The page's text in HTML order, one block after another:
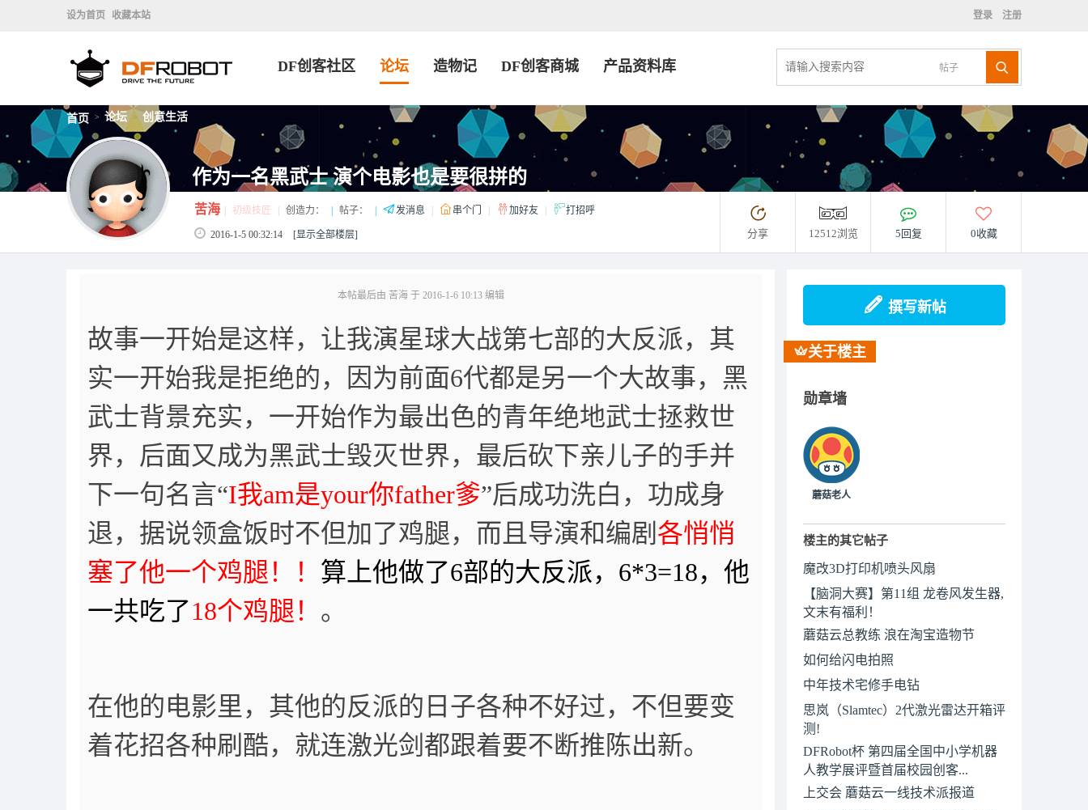
设为首页 收藏本站 登录 注册
帖子
DF创客社区 论坛 造物记 DF创客商城 产品资料库
首页 > 论坛 > 创意生活
作为一名黑武士 演个电影也是要很拼的
苦海 初级技匠 创造力： 帖子： 发消息 串个门 加好友 打招呼
2016-1-5 00:32:14 [显示全部楼层] 分享 12512浏览 5回复 0收藏
本帖最后由 苦海 于 2016-1-6 10:13 编辑
故事一开始是这样，让我演星球大战第七部的大反派，其
实一开始我是拒绝的，因为前面6代都是另一个大故事，黑
武士背景充实，一开始作为最出色的青年绝地武士拯救世
界，后面又成为黑武士毁灭世界，最后砍下亲儿子的手并
下一句名言“I我am是your你father爹”后成功洗白，功成身
退，据说领盒饭时不但加了鸡腿，而且导演和编剧 各悄悄
塞了他一个鸡腿！！ 算上他做了6部的大反派，6*3=18，他
一共吃了18个鸡腿！ 。
在他的电影里，其他的反派的日子各种不好过，不但要变
着花招各种刷酷，就连激光剑都跟着要不断推陈出新。
撰写新帖
关于楼主
勋章墙
蘑菇老人
楼主的其它帖子
魔改3D打印机喷头风扇
【脑洞大赛】第11组 龙卷风发生器,
文末有福利！
蘑菇云总教练 浪在淘宝造物节
如何给闪电拍照
中年技术宅修手电钻
思岚（Slamtec）2代激光雷达开箱评
测!
DFRobot杯 第四届全国中小学机器
人教学展评暨首届校园创客...
上交会 蘑菇云一线技术派报道